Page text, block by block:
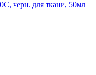
черн. для ткани, 50мл